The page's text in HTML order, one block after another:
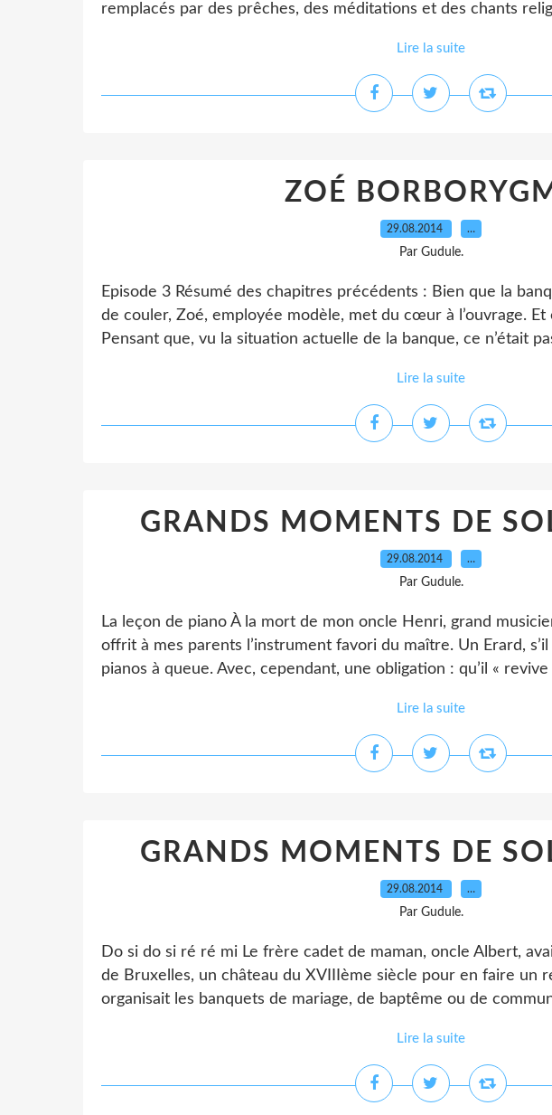
remplacés par des prêches, des méditations et des chants
Lire la suite
ZOÉ
29.08.2014 …
Par Gudule.
Episode 3 Résumé des chapitres précédents : Bien que la
de couler, Zoé, employée modèle, met du cœur à l’ouvrage. Et
Pensant que, vu la situation actuelle de la banque, ce n’était
Lire la suite
GRANDS MOMENTS DE
29.08.2014 …
Par Gudule.
La leçon de piano À la mort de mon oncle Henri, grand
offrit à mes parents l’instrument favori du maître. Un Erard, s’il
pianos à queue. Avec, cependant, une obligation : qu’il « revive
Lire la suite
GRANDS MOMENTS DE
29.08.2014 …
Par Gudule.
Do si do si ré ré mi Le frère cadet de maman, oncle Albert,
de Bruxelles, un château du XVIIIème siècle pour en faire un
organisait les banquets de mariage, de baptême ou de
Lire la suite